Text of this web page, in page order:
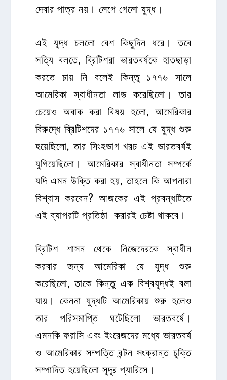
দেবার পাত্র নয়। লেগে গেলো যুদ্ধ।
এই যুদ্ধ চললো বেশ কিছুদিন ধরে। তবে
সত্যি বলতে, ব্রিটিশরা ভারতবর্ষকে হাতছাড়া
করতে চায় নি বলেই কিন্তু ১৭৭৬ সালে
আমেরিকা স্বাধীনতা লাভ করেছিলো। তার
চেয়েও অবাক করা বিষয় হলো, আমেরিকার
বিরুদ্ধে ব্রিটিশদের ১৭৭৬ সালে যে যুদ্ধ শুরু
হয়েছিলো, তার সিংহভাগ খরচ এই ভারতবর্ষই
যুগিয়েছিলো। আমেরিকার স্বাধীনতা সম্পর্কে
যদি এমন উক্তি করা হয়, তাহলে কি আপনারা
বিশ্বাস করবেন? আজকের এই প্রবন্ধটিতে
এই ব্যাপরটি প্রতিষ্ঠা করারই চেষ্টা থাকবে।
ব্রিটিশ শাসন থেকে নিজেদেরকে স্বাধীন
করবার জন্য আমেরিকা যে যুদ্ধ শুরু
করেছিলো, তাকে কিন্তু এক বিশ্বযুদ্ধই বলা
যায়। কেননা যুদ্ধটি আমেরিকায় শুরু হলেও
তার পরিসমাপ্তি ঘটেছিলো ভারতবর্ষে।
এমনকি ফরাসি এবং ইংরেজদের মধ্যে ভারতবর্ষ
ও আমেরিকার সম্পত্তি বন্টন সংক্রান্ত চুক্তি
সম্পাদিত হয়েছিলো সুদূর প্যারিসে।